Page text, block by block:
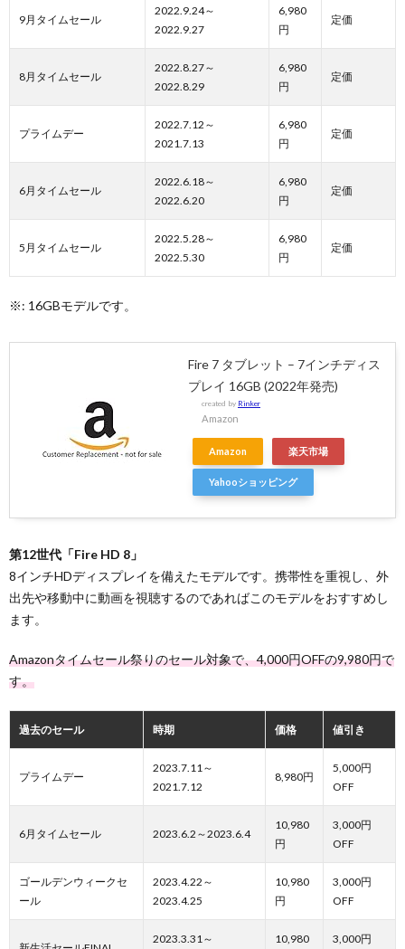
9月タイムセール
2022.9.24～
2022.9.27
6,980
円
定価
8月タイムセール
2022.8.27～
2022.8.29
6,980
円
定価
プライムデー
2022.7.12～
2021.7.13
6,980
円
定価
6月タイムセール
2022.6.18～
2022.6.20
6,980
円
定価
5月タイムセール
2022.5.28～
2022.5.30
6,980
円
定価
※: 16GBモデルです。
Fire 7 タブレット – 7インチディス
プレイ 16GB (2022年発売)
created by Rinker
Amazon
Amazon 楽天市場
Yahooショッピング
第12世代「Fire HD 8」
8インチHDディスプレイを備えたモデルです。携帯性を重視し、外
出先や移動中に動画を視聴するのであればこのモデルをおすすめし
ます。
Amazonタイムセール祭りのセール対象で、4,000円OFFの9,980円で
す。
過去のセール 時期 価格 値引き
プライムデー
2023.7.11～
2021.7.12
8,980円
5,000円
OFF
6月タイムセール 2023.6.2～2023.6.4
10,980
円
3,000円
OFF
ゴールデンウィークセ
ール
2023.4.22～
2023.4.25
10,980
円
3,000円
OFF
2023.3.31～ 10,980 3,000円